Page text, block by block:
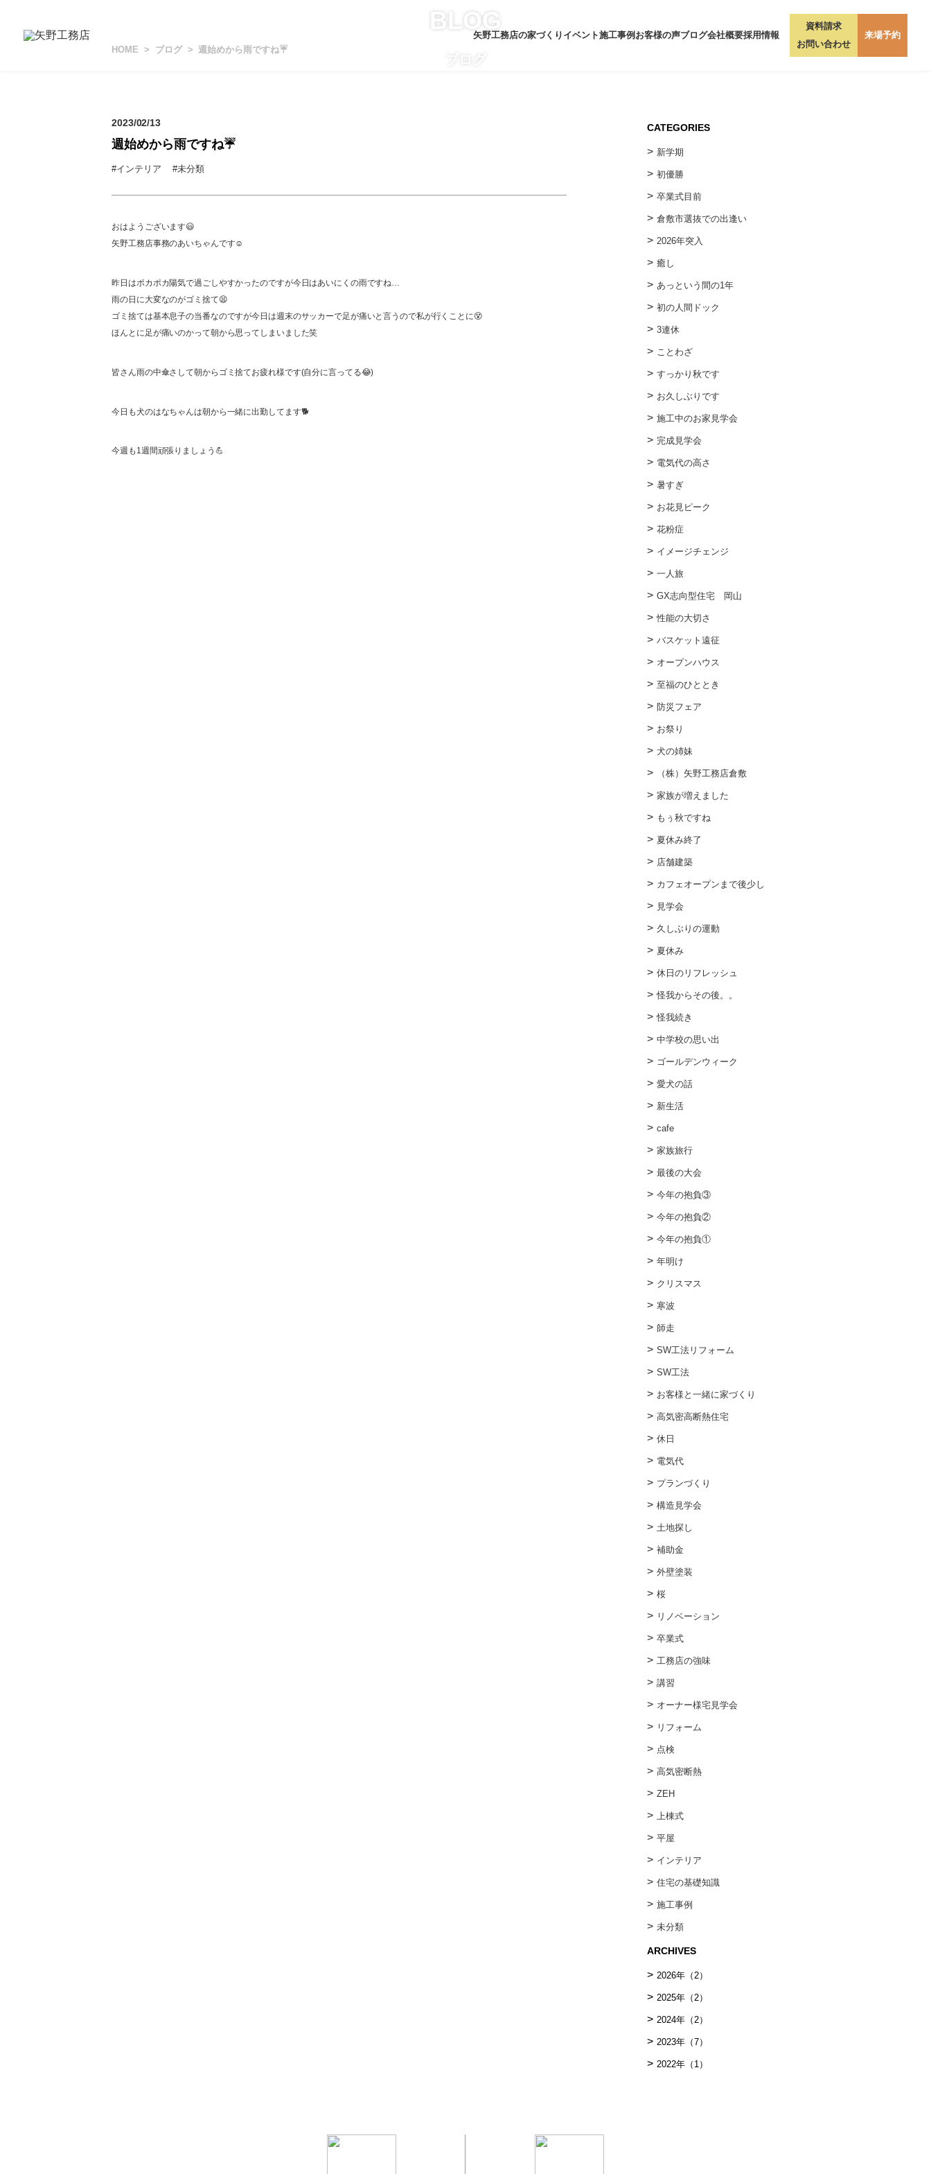
矢野工務店の家づくり イベント施工事例 お客様の声ブログ会社概要採用情報
資料請求
お問い合わせ
来場予約
BLOG
ブログ
HOME ブログ 週始めから雨ですね☔️
2023/02/13
週始めから雨ですね☔️
#インテリア #未分類
おはようございます😃
矢野工務店事務のあいちゃんです☺️
昨日はポカポカ陽気で過ごしやすかったのですが今日はあいにくの雨ですね…
雨の日に大変なのがゴミ捨て😫
ゴミ捨ては基本息子の当番なのですが今日は週末のサッカーで足が痛いと言うので私が行くことに😵
ほんとに足が痛いのかって朝から思ってしまいました笑
皆さん雨の中傘さして朝からゴミ捨てお疲れ様です(自分に言ってる😂)
今日も犬のはなちゃんは朝から一緒に出勤してます🐕
今週も1週間頑張りましょう💪
CATEGORIES
新学期
初優勝
卒業式目前
倉敷市選抜での出逢い
2026年突入
癒し
あっという間の1年
初の人間ドック
3連休
ことわざ
すっかり秋です
お久しぶりです
施工中のお家見学会
完成見学会
電気代の高さ
暑すぎ
お花見ピーク
花粉症
イメージチェンジ
一人旅
GX志向型住宅 岡山
性能の大切さ
バスケット遠征
オープンハウス
至福のひととき
防災フェア
お祭り
犬の姉妹
（株）矢野工務店倉敷
家族が増えました
もぅ秋ですね
夏休み終了
店舗建築
カフェオープンまで後少し
見学会
久しぶりの運動
夏休み
休日のリフレッシュ
怪我からその後。。
怪我続き
中学校の思い出
ゴールデンウィーク
愛犬の話
新生活
cafe
家族旅行
最後の大会
今年の抱負③
今年の抱負②
今年の抱負①
年明け
クリスマス
寒波
師走
SW工法リフォーム
SW工法
お客様と一緒に家づくり
高気密高断熱住宅
休日
電気代
プランづくり
構造見学会
土地探し
補助金
外壁塗装
桜
リノベーション
卒業式
工務店の強味
講習
オーナー様宅見学会
リフォーム
点検
高気密断熱
ZEH
上棟式
平屋
インテリア
住宅の基礎知識
施⼯事例
未分類
ARCHIVES
2026年（2）
2025年（2）
2024年（2）
2023年（7）
2022年（1）